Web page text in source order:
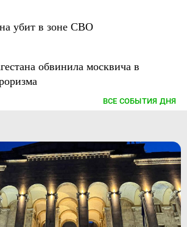
убит в зоне СВО
обвинила москвича в
ВСЕ СОБЫТИЯ ДНЯ